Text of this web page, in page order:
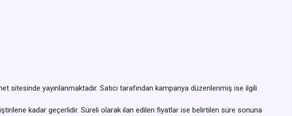
yayınlanmaktadır. Satıcı tarafından kampanya düzenlenmiş ise ilgili
kadar geçerlidir. Süreli olarak ilan edilen fiyatlar ise belirtilen süre sonuna